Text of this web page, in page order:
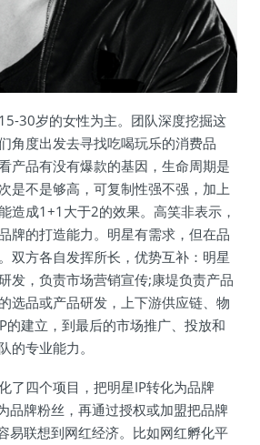
30岁的女性为主。团队深度挖掘这
角度出发去寻找吃喝玩乐的消费品
产品有没有爆款的基因，生命周期是
是不是够高，可复制性强不强，加上
造成1+1大于2的效果。高笑非表示，
牌的打造能力。明星有需求，但在品
双方各自发挥所长，优势互补：明星
发，负责市场营销宣传;康堤负责产品
选品或产品研发，上下游供应链、物
的建立，到最后的市场推广、投放和
的专业能力。
了四个项目，把明星IP转化为品牌
品牌粉丝，再通过授权或加盟把品牌
易联想到网红经济。比如网红孵化平